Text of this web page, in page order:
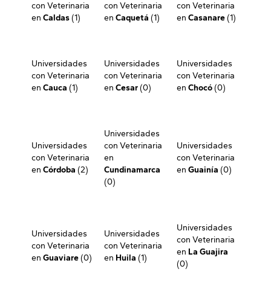
con Veterinaria
en Caldas(1)
con Veterinaria
en Caquetá (1)
con Veterinaria
en Casanare(1)
Universidades
con Veterinaria
en Cauca (1)
Universidades
con Veterinaria
en Cesar(0)
Universidades
con Veterinaria
en Chocó(0)
Universidades
con Veterinaria
en Córdoba (2)
Universidades
con Veterinaria
en
Cundinamarca
(0)
Universidades
con Veterinaria
en Guainía (0)
Universidades
con Veterinaria
en Guaviare(0)
Universidades
con Veterinaria
en Huila (1)
Universidades
con Veterinaria
en La Guajira
(0)